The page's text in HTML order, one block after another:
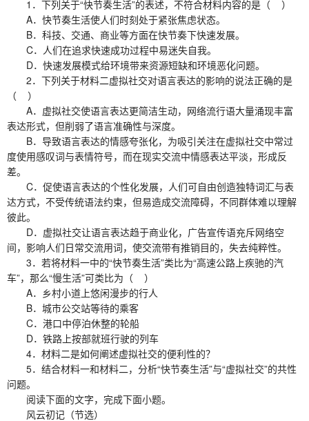
1．下列关于“快节奏生活”的表述，不符合材料内容的是（ ）
A．快节奏生活使人们时刻处于紧张焦虑状态。
B．科技、交通、商业等方面在快节奏下快速发展。
C．人们在追求快速成功过程中易迷失自我。
D．快速发展模式给环境带来资源短缺和环境恶化问题。
2．下列关于材料二虚拟社交对语言表达的影响的说法正确的是
（ ）
A．虚拟社交使语言表达更简洁生动，网络流行语大量涌现丰富
表达形式，但削弱了语言准确性与深度。
B．导致语言表达的情感夸张化，为吸引关注在虚拟社交中常过
度使用感叹词与表情符号，而在现实交流中情感表达平淡，形成反
差。
C．促使语言表达的个性化发展，人们可自由创造独特词汇与表
达方式，不受传统语法约束，但易造成交流障碍，不同群体难以理解
彼此。
D．虚拟社交让语言表达趋于商业化，广告宣传语充斥网络空
间，影响人们日常交流用词，使交流带有推销目的，失去纯粹性。
3．若将材料一中的“快节奏生活”类比为“高速公路上疾驰的汽
车”，那么“慢生活”可类比为（ ）
A．乡村小道上悠闲漫步的行人
B．城市公交站等待的乘客
C．港口中停泊休整的轮船
D．铁路上按部就班行驶的列车
4．材料二是如何阐述虚拟社交的便利性的？
5．结合材料一和材料二，分析“快节奏生活”与“虚拟社交”的共性
问题。
阅读下面的文字，完成下面小题。
风云初记（节选）